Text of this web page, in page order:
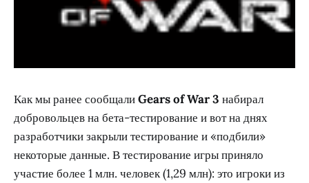
Как мы ранее сообщалиGears of War 3 набирал
добровольцев на бета-тестирование и вот на днях
разработчики закрыли тестирование и «подбили»
некоторые данные. В тестирование игры приняло
участие более 1 млн. человек (1,29 млн): это игроки из